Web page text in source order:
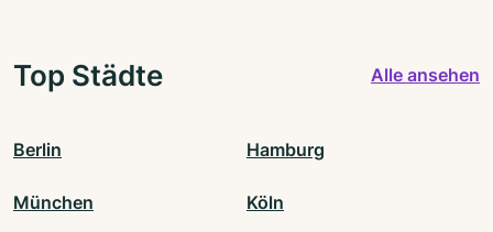
Top Städte Alle ansehen
Berlin Hamburg
München Köln